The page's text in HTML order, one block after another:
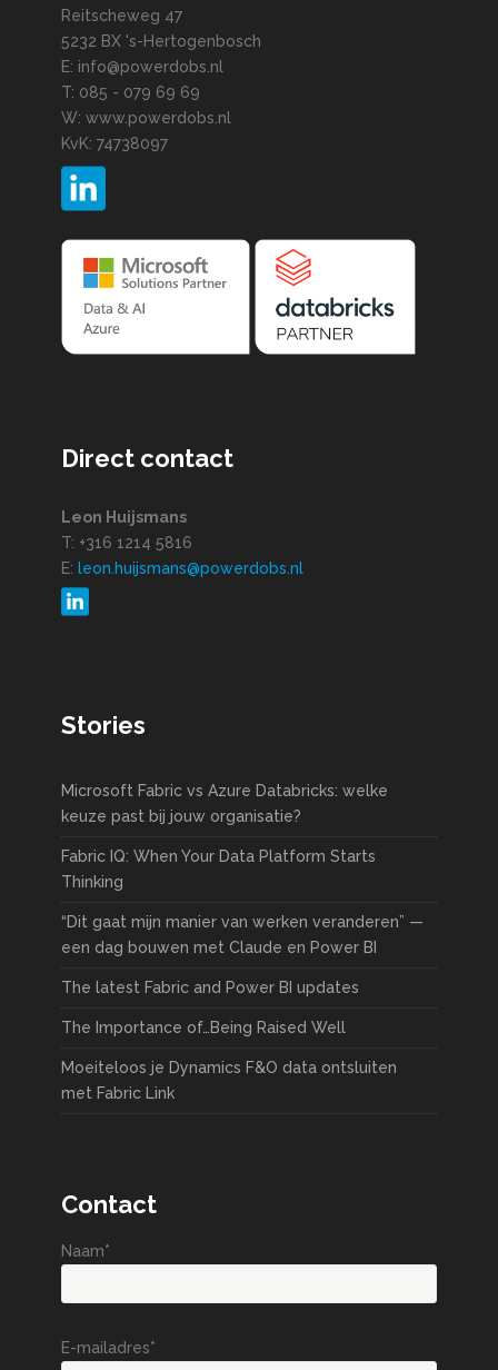
Reitscheweg 47
5232 BX 's-Hertogenbosch
E: info@powerdobs.nl
T: 085 - 079 69 69
W: www.powerdobs.nl
KvK: 74738097
Direct contact
Leon Huijsmans
T: +316 1214 5816
E: leon.huijsmans@powerdobs.nl
Stories
Microsoft Fabric vs Azure Databricks: welke
keuze past bij jouw organisatie?
Fabric IQ: When Your Data Platform Starts
Thinking
“Dit gaat mijn manier van werken veranderen” —
een dag bouwen met Claude en Power BI
The latest Fabric and Power BI updates
The Importance of…Being Raised Well
Moeiteloos je Dynamics F&O data ontsluiten
met Fabric Link
Contact
Naam*
E-mailadres*